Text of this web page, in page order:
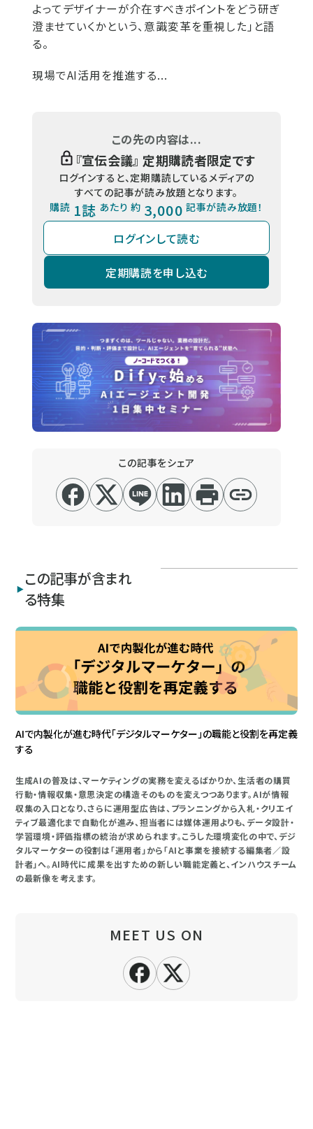
よってデザイナーが介在すべきポイントをどう研ぎ
澄ませていくかという、意識変革を重視した」と語
る。
現場でAI活用を推進する...
この先の内容は...
『宣伝会議』 定期購読者限定です
ログインすると、定期購読しているメディアの
すべての記事が読み放題となります。
購読 1誌 あたり 約 3,000 記事が読み放題！
ログインして読む
定期購読を申し込む
この記事をシェア
この記事が含まれ
る特集
AIで内製化が進む時代「デジタルマーケター」の職能と役割を再定義
する
生成AIの普及は、マーケティングの実務を変えるばかりか、生活者の購買
行動・情報収集・意思決定の構造そのものを変えつつあります。AIが情報
収集の入口となり、さらに運用型広告は、プランニングから入札・クリエイ
ティブ最適化まで自動化が進み、担当者には媒体運用よりも、データ設計・
学習環境・評価指標の統治が求められます。こうした環境変化の中で、デジ
タルマーケターの役割は「運用者」から「AIと事業を接続する編集者／設
計者」へ。AI時代に成果を出すための新しい職能定義と、インハウスチーム
の最新像を考えます。
MEET US ON